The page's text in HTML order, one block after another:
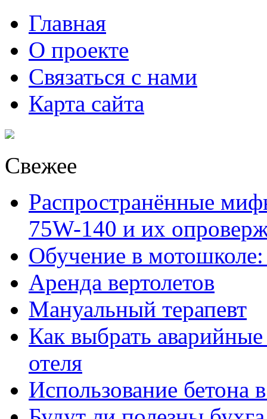
Главная
О проекте
Связаться с нами
Карта сайта
Свежее
Распространённые
75W-140 и их
Обучение в
Аренда вертолетов
Мануальный терапевт
Как выбрать
отеля
Использование бетона